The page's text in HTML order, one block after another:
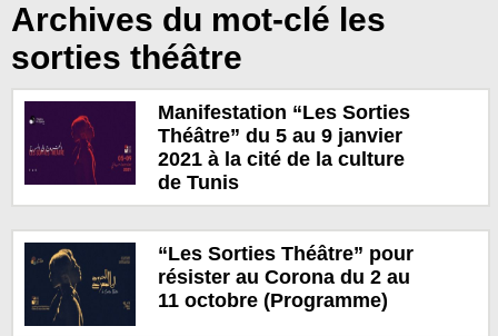
Archives du mot-clé les
sorties théâtre
Manifestation “Les Sorties
Théâtre” du 5 au 9 janvier
2021 à la cité de la culture
de Tunis
“Les Sorties Théâtre” pour
résister au Corona du 2 au
11 octobre (Programme)